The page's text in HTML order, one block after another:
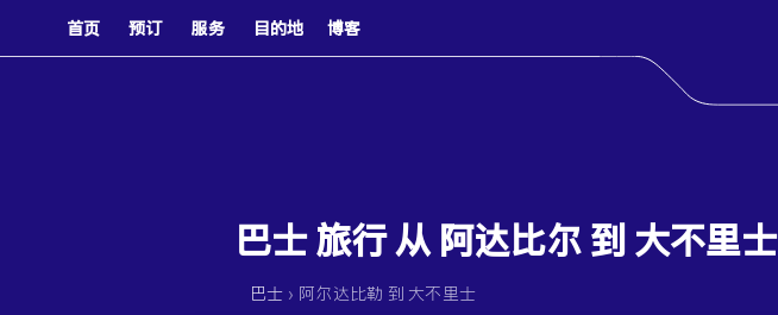
首页 预订 服务 目的地 博客
巴士 旅行 从 阿达比尔 到 大不里士
巴士 › 阿尔达比勒 到 大不里士